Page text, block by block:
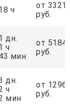
ч
от
руб.
дн.
ч
мин
от
руб.
дн.
ч
мин
от
руб.